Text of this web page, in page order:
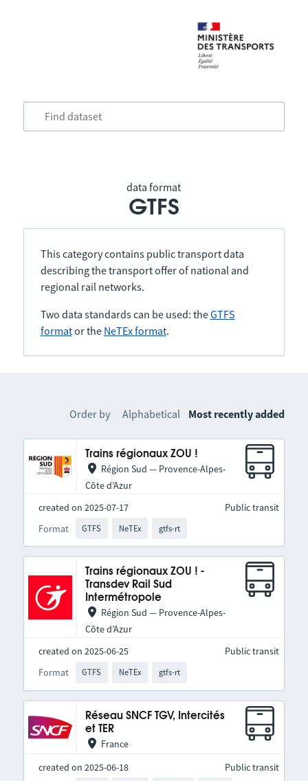
data format
GTFS
This category contains public transport data
describing the transport offer of national and
regional rail networks.
Two data standards can be used: theGTFS
formator the NeTEx format.
Order by Alphabetical Most recently added
Trains régionaux ZOU !
Région Sud — Provence-Alpes-
Côte d’Azur
created on 2025-07-17
Format
GTFS NeTEx gtfs-rt
Public transit
Trains régionaux ZOU ! -
Transdev Rail Sud
Intermétropole
Région Sud — Provence-Alpes-
Côte d’Azur
created on 2025-06-25
Format
GTFS NeTEx gtfs-rt
Public transit
Réseau SNCF TGV, Intercités
et TER
France
created on 2025-06-18
Public transit